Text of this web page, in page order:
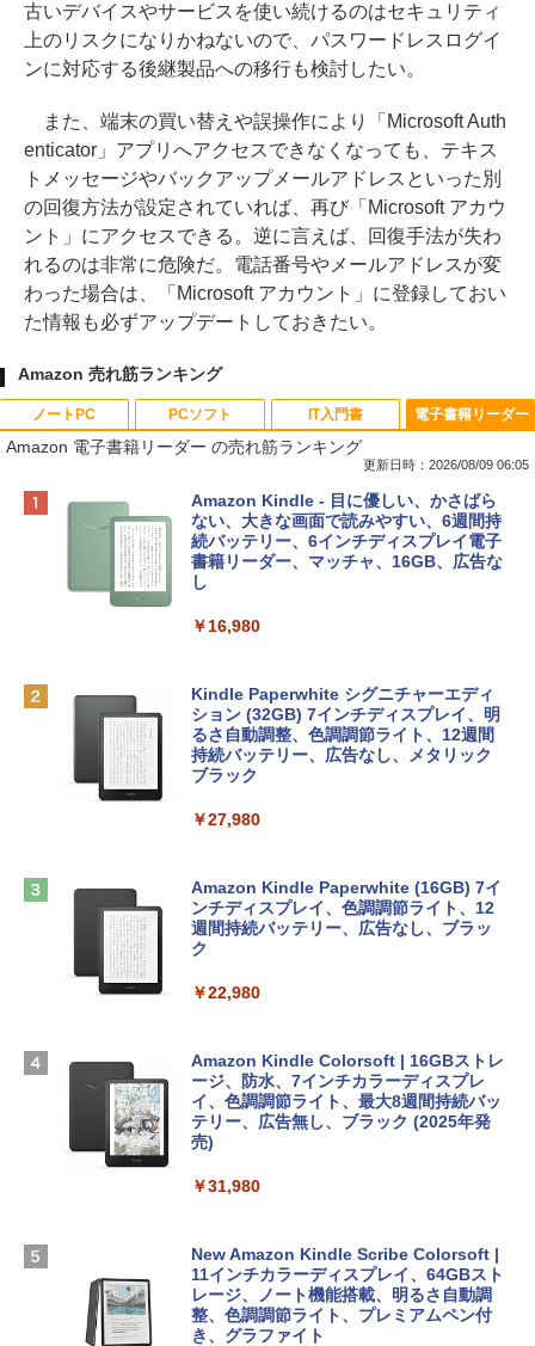
古いデバイスやサービスを使い続けるのはセキュリティ
上のリスクになりかねないので、パスワードレスログイ
ンに対応する後継製品への移行も検討したい。
また、端末の買い替えや誤操作により「Microsoft Auth
enticator」アプリへアクセスできなくなっても、テキス
トメッセージやバックアップメールアドレスといった別
の回復方法が設定されていれば、再び「Microsoft アカウ
ント」にアクセスできる。逆に言えば、回復手法が失わ
れるのは非常に危険だ。電話番号やメールアドレスが変
わった場合は、「Microsoft アカウント」に登録しておい
た情報も必ずアップデートしておきたい。
Amazon 売れ筋ランキング
ノートPC
Apple 2026 MacBook Neo A18 Proチッ
プ搭載13インチノートブック：AIとAppl
e Intelligenceのために設計、Liquid Ret
inaディスプレイ、8GBユニファイドメモ
リ、512GB SSDストレージ、1080p Fac
ゴ
tomtoc 360°保護 15.6 16インチ パソコ
ンケース Dell NEC Lavie ASUS HP dyna
book Lenovo対応
￥2,952
Apple 2026 MacBook Air M5チップ搭載
13インチノートブック：AIとApple Intell
igence、13.6インチLiquid Retinaディ
スプレイ、16GBユニファイドメモリ、1
ームカメラ、日本語キーボード、Touch I
￥278,800
【Amazon.co.jp限定】 HP ノートパソコ
ン 15-fd 15.6インチ 16GBメモリ 512GB
FMV ノートパソコン WE1-K3 (MS 365 P
ersonal/Copilotキー搭載/Win 11/15.6型/
Core i5/16GB/SSD 512GB/ホワイト) FM
VWK3E15W_AZ
PCソフト
Robloxギフトカード - 800 Robux 【限
定バーチャルアイテムを含む】 【オンラ
インゲームコード】 ロブロックス | オン
ラインコード版
定バーチャルアイテムを含む】 【オンラ
インゲームコード】 ロブロックス |オン
ラインコード版
￥1,600
インゲームコード】 ロブロックス | オン
ラインコード版
￥3,200
ows11、10/mac対応|PC2台
￥39,582
ト): Java & Bedrock Edition | オンライ
￥3,600
IT入門書
生成AIパスポート公式テキスト 第４版
￥1,766
￥1,292
非エンジニア 初心者 素人 でも安心 使い
めのAIコーディング入門シリーズ
￥99
AIイラスト表現辞典: 思い通りの絵を引き
￥480
FM TOWNS ハイパー・カタログ: 本体ハ
ェクトリストと最新エミュレータ紹介
電子書籍リーダー
Amazon 電子書籍リーダー の売れ筋ランキング
更新日時：2026/08/09 06:05
Amazon Kindle - 目に優しい、かさばら
ない、大きな画面で読みやすい、6週間持
続バッテリー、6インチディスプレイ電子
書籍リーダー、マッチャ、16GB、広告な
し
￥16,980
Kindle Paperwhite シグニチャーエディ
ション (32GB) 7インチディスプレイ、明
るさ自動調整、色調調節ライト、12週間
持続バッテリー、広告なし、メタリック
ブラック
￥27,980
Amazon Kindle Paperwhite (16GB) 7イ
ンチディスプレイ、色調調節ライト、12
週間持続バッテリー、広告なし、ブラッ
ク
￥22,980
Amazon Kindle Colorsoft | 16GBストレ
ージ、防水、7インチカラーディスプレ
イ、色調調節ライト、最大8週間持続バッ
テリー、広告無し、ブラック (2025年発
売)
￥31,980
New Amazon Kindle Scribe Colorsoft |
11インチカラーディスプレイ、64GBスト
レージ、ノート機能搭載、明るさ自動調
整、色調調節ライト、プレミアムペン付
き、グラファイト